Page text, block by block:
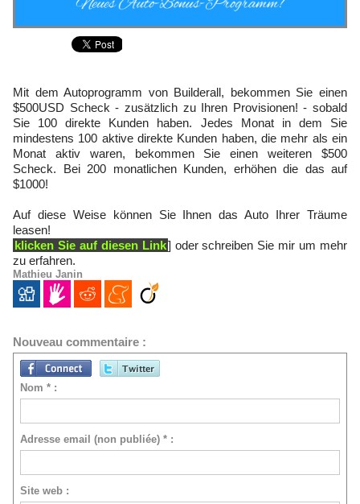
Mit dem Autoprogramm von Builderall, bekommen Sie einen
$500USD Scheck - zusätzlich zu Ihren Provisionen! - sobald
Sie 100 direkte Kunden haben. Jedes Monat in dem Sie
mindestens 100 aktive direkte Kunden haben, die mehr als ein
Monat aktiv waren, bekommen Sie einen weiteren $500
Scheck. Bei 200 monatlichen Kunden, erhöhen die das auf
$1000!
Auf diese Weise können Sie Ihnen das Auto Ihrer Träume
leasen!
klicken Sie auf diesen Link] oder schreiben Sie mir um mehr
zu erfahren.
Mathieu Janin
Nouveau commentaire :
Nom * :
Adresse email (non publiée) * :
Site web :